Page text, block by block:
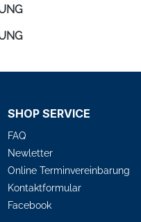
SHOP SERVICE
FAQ
Newletter
Online Terminvereinbarung
Kontaktformular
Facebook